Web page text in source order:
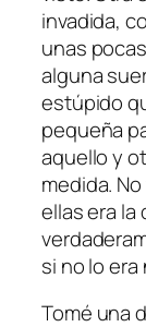
invadida,
unas
alguna
estúpido
pequeña
aquello y
medida.
ellas era la
si no lo era
Tomé una